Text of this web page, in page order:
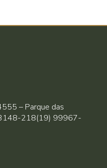
– Parque das
218(19) 99967-